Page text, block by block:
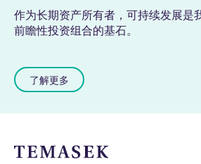
作为长期资产所有者，可持续发展是
前瞻性投资组合的基石。
了解更多